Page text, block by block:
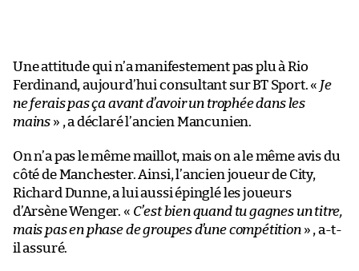
Une attitude qui n’a manifestement pas plu à Rio
Ferdinand, aujourd’hui consultant sur BT Sport. « Je
ne ferais pas ça avant d’avoir un trophée dans les
mains » , a déclaré l’ancien Mancunien.
On n’a pas le même maillot, mais on a le même avis du
côté de Manchester. Ainsi, l’ancien joueur de City,
Richard Dunne, a lui aussi épinglé les joueurs
d’Arsène Wenger. « C’est bien quand tu gagnes un titre,
mais pas en phase de groupes d’une compétition» , a-t-
il assuré.